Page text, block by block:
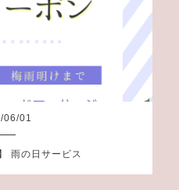
/06/01
雨の日サービス